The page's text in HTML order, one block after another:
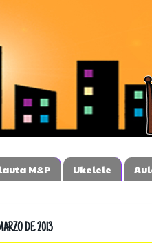
M&P Ukelele
DE 2013